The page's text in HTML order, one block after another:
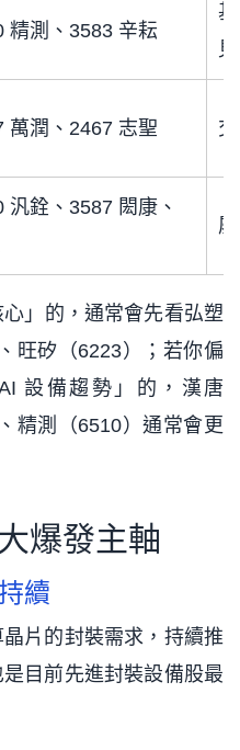
精測、3583 辛耘
萬潤、2467 志聖
汎銓、3587 閎康、
」的，通常會先看弘塑
旺矽（6223）；若你偏
設備趨勢」的，漢唐
精測（6510）通常會更
爆發主軸
續
片的封裝需求，持續推
目前先進封裝設備股最